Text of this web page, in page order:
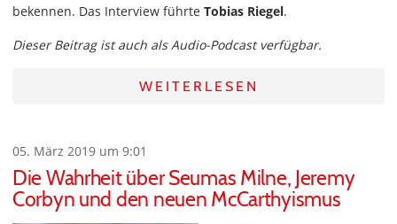
bekennen. Das Interview führte Tobias Riegel.
Dieser Beitrag ist auch als Audio-Podcast verfügbar.
WEITERLESEN
05. März 2019 um 9:01
Die Wahrheit über Seumas Milne, Jeremy
Corbyn und den neuen McCarthyismus